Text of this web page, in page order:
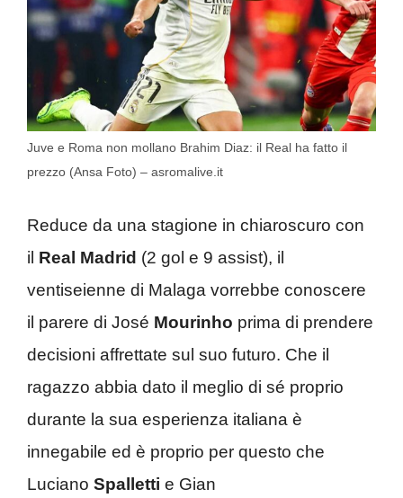
Juve e Roma non mollano Brahim Diaz: il Real ha fatto il
prezzo (Ansa Foto) – asromalive.it
Reduce da una stagione in chiaroscuro con
il Real Madrid (2 gol e 9 assist), il
ventiseienne di Malaga vorrebbe conoscere
il parere di José Mourinho prima di prendere
decisioni affrettate sul suo futuro. Che il
ragazzo abbia dato il meglio di sé proprio
durante la sua esperienza italiana è
innegabile ed è proprio per questo che
Luciano Spalletti e Gian